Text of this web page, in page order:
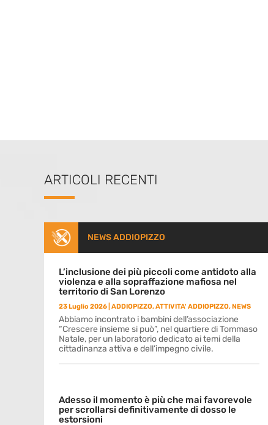
ARTICOLI RECENTI
NEWS ADDIOPIZZO
L’inclusione dei più piccoli come antidoto alla
violenza e alla sopraffazione mafiosa nel
territorio di San Lorenzo
23 Luglio 2026 ADDIOPIZZO,ATTIVITA' ADDIOPIZZO,NEWS
Abbiamo incontrato i bambini dell’associazione
“Crescere insieme si può”, nel quartiere di Tommaso
Natale, per un laboratorio dedicato ai temi della
cittadinanza attiva e dell’impegno civile.
Adesso il momento è più che mai favorevole
per scrollarsi definitivamente di dosso le
estorsioni